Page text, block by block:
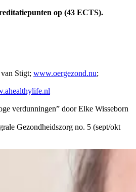
op (43 ECTS).
Stigt; www.oergezond.nu;
door Elke Wisseborn
Gezondheidszorg no. 5 (sept/okt